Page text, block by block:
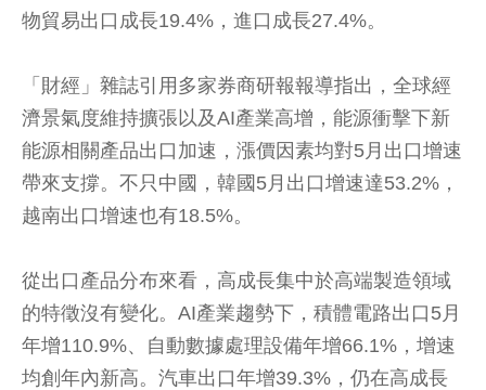
物貿易出口成長19.4%，進口成長27.4%。
「財經」雜誌引用多家券商研報報導指出，全球經
濟景氣度維持擴張以及AI產業高增，能源衝擊下新
能源相關產品出口加速，漲價因素均對5月出口增速
帶來支撐。不只中國，韓國5月出口增速達53.2%，
越南出口增速也有18.5%。
從出口產品分布來看，高成長集中於高端製造領域
的特徵沒有變化。AI產業趨勢下，積體電路出口5月
年增110.9%、自動數據處理設備年增66.1%，增速
均創年內新高。汽車出口年增39.3%，仍在高成長